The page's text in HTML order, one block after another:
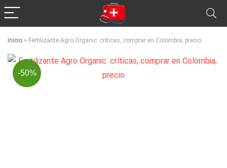
Inicio » Fertilizante Agro Organic: críticas, comprar en Colombia, precio
-50%